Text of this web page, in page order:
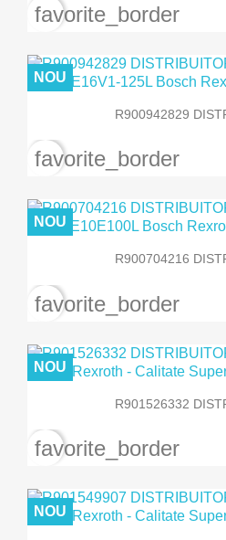
favorite_border
R900942829
NOU
favorite_border
R900704216
NOU
favorite_border
R901526332
NOU
favorite_border
NOU